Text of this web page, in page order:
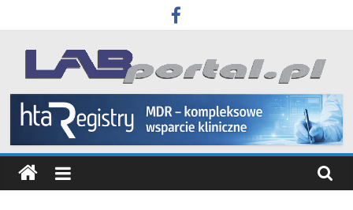
to
content
Labportal
Laboratoria
Aparatura
Badania